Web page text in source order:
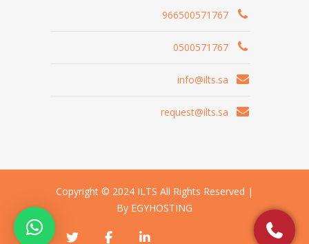
966500571767
0500571767
info@ilts.sa
request@ilts.sa
Copyright © 2024 ILTS All Rights Reserved |
By EGYHOSTING